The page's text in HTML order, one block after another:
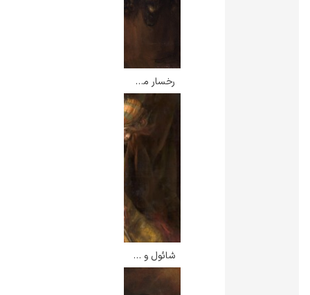
رخسار مسیح – رامبرانت
شائول و داوود – رامبرانت